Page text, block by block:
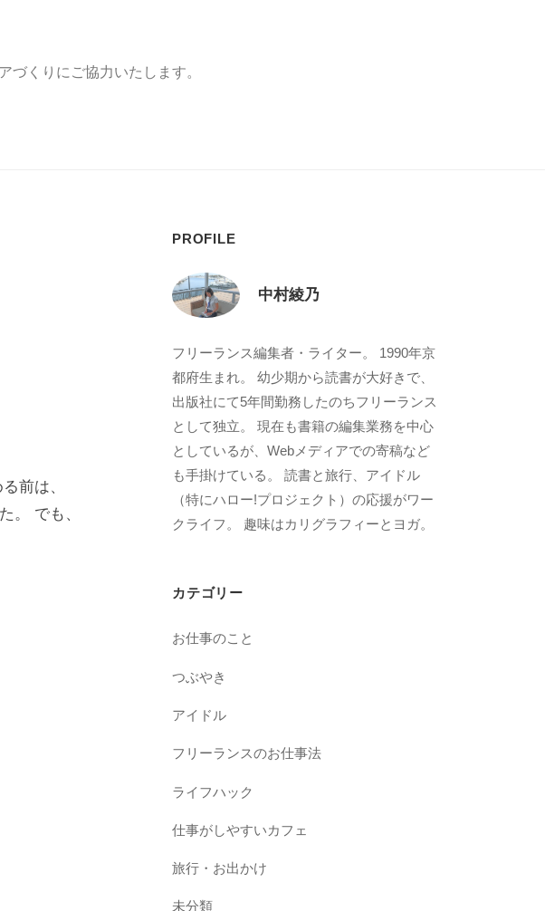
くりにご協力いたします。
前は、
。 でも、
PROFILE
中村綾乃
フリーランス編集者・ライター。 1990年京
都府生まれ。 幼少期から読書が大好きで、
出版社にて5年間勤務したのちフリーランス
として独立。 現在も書籍の編集業務を中心
としているが、Webメディアでの寄稿など
も手掛けている。 読書と旅行、アイドル
（特にハロー!プロジェクト）の応援がワー
クライフ。 趣味はカリグラフィーとヨガ。
カテゴリー
お仕事のこと
つぶやき
アイドル
フリーランスのお仕事法
ライフハック
仕事がしやすいカフェ
旅行・お出かけ
未分類